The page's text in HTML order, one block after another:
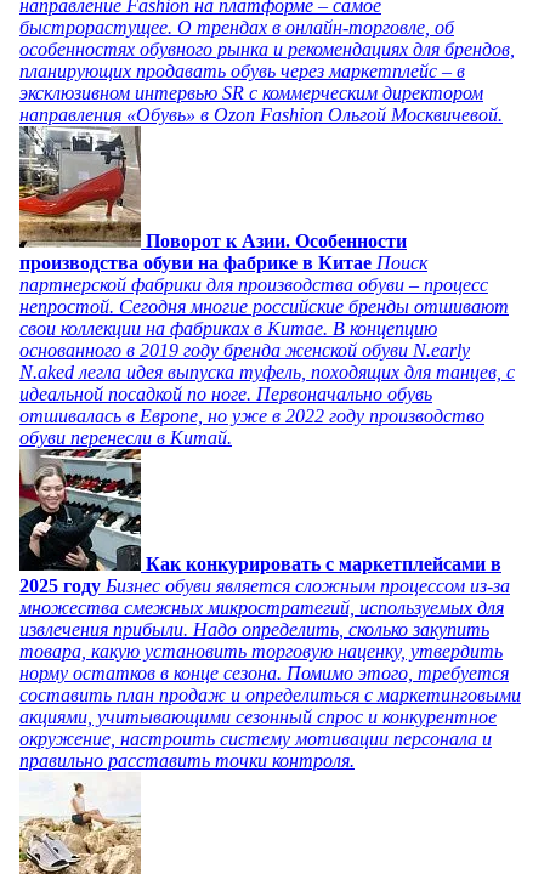
направление Fashion на платформе – самое
быстрорастущее. О трендах в онлайн-торговле, об
особенностях обувного рынка и рекомендациях для брендов,
планирующих продавать обувь через маркетплейс – в
эксклюзивном интервью SR с коммерческим директором
направления «Обувь» в Ozon Fashion Ольгой Москвичевой.
Поворот к Азии. Особенности
производства обуви на фабрике в Китае Поиск
партнерской фабрики для производства обуви – процесс
непростой. Сегодня многие российские бренды отшивают
свои коллекции на фабриках в Китае. В концепцию
основанного в 2019 году бренда женской обуви N.early
N.aked легла идея выпуска туфель, походящих для танцев, с
идеальной посадкой по ноге. Первоначально обувь
отшивалась в Европе, но уже в 2022 году производство
обуви перенесли в Китай.
Как конкурировать с маркетплейсами в
2025 году Бизнес обуви является сложным процессом из-за
множества смежных микростратегий, используемых для
извлечения прибыли. Надо определить, сколько закупить
товара, какую установить торговую наценку, утвердить
норму остатков в конце сезона. Помимо этого, требуется
составить план продаж и определиться с маркетинговыми
акциями, учитывающими сезонный спрос и конкурентное
окружение, настроить систему мотивации персонала и
правильно расставить точки контроля.